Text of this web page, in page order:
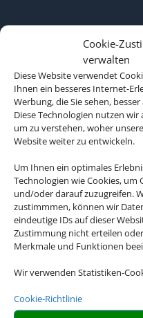
Cookie-
verwalten
Diese Website verwendet
Ihnen ein besseres Internet-
Werbung, die Sie sehen,
Diese Technologien nutzen
um zu verstehen, woher
Website weiter zu entwickeln.
Um Ihnen ein optimales
Technologien wie Cookies,
und/oder darauf zuzugreifen.
zustimmmen, können wir
eindeutige IDs auf dieser
Zustimmung nicht erteilen
Merkmale und Funktionen
Wir verwenden Statistiken-
Cookie-Richtlinie